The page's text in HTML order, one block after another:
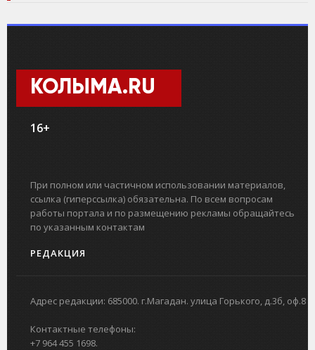
КОЛЫМА.RU
16+
При полном или частичном использовании материалов,
ссылка (гиперссылка) обязательна. По всем вопросам
работы портала и по размещению рекламы обращайтесь
по указанным контактам
РЕДАКЦИЯ
Адрес редакции: 685000. г.Магадан. улица Горького, д.3б, оф.8
Контактные телефоны:
+7 964 455 1698.